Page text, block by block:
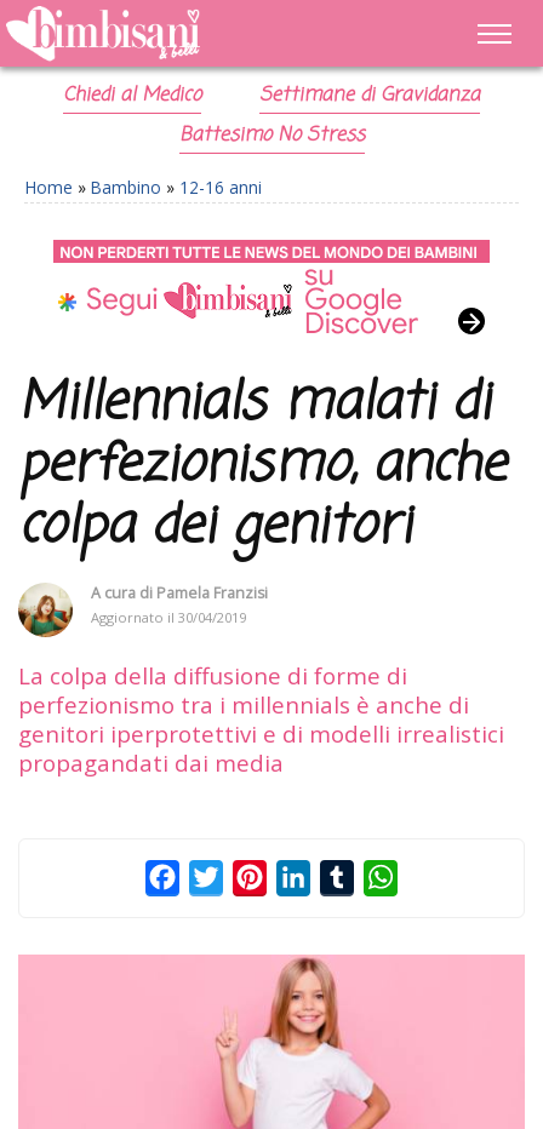
Chiedi al Medico
Settimane di Gravidanza
Battesimo No Stress
Home » Bambino » 12-16 anni
Millennials malati di
perfezionismo, anche
colpa dei genitori
A cura di Pamela Franzisi
Aggiornato il 30/04/2019
La colpa della diffusione di forme di
perfezionismo tra i millennials è anche di
genitori iperprotettivi e di modelli irrealistici
propagandati dai media
FacebookTwitterPinterestLinkedInTumblr